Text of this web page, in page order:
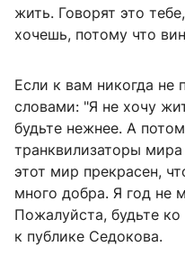
жить. Говорят это
хочешь, потому что
Если к вам никогда не
словами: "Я не хочу
будьте нежнее. А
транквилизаторы
этот мир прекрасен,
много добра. Я год не
Пожалуйста, будьте
к публике Седокова.